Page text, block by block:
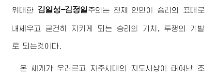
위대한 김일성-김정일주의 는 전체 인민이 승리의 표대로
내세우고 굳건히 지키게 되는 승리의 기치, 투쟁의 기발
로 되는것이다.
온 세계가 우러르고 자주시대의 지도사상이 태여난 조